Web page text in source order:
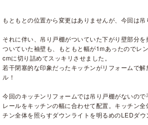
もともとの位置から変更はありませんが、今回は吊
それに伴い、吊り戸棚がついていた下がり壁部分
ついていた袖壁も、もともと幅が1mあったのでレ
cmに切り詰めてスッキリさせました。
若干閉塞的な印象だったキッチンがリフォームで
ル！
今回のキッチンリフォームでは吊り戸棚がないので
レールをキッチンの幅に合わせて配置。キッチン
チン全体を照らすダウンライトを明るめのLEDダウ